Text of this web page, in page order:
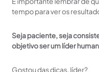
tempo para ver os
Seja paciente, seja
objetivo ser um líder
Gostou das dicas, líder?